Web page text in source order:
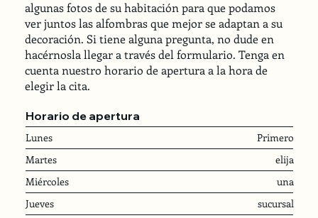
algunas fotos de su habitación para que podamos
ver juntos las alfombras que mejor se adaptan a su
decoración. Si tiene alguna pregunta, no dude en
hacérnosla llegar a través del formulario. Tenga en
cuenta nuestro horario de apertura a la hora de
elegir la cita.
Horario de apertura
Lunes
Primero
Martes
elija
Miércoles
una
Jueves
sucursal